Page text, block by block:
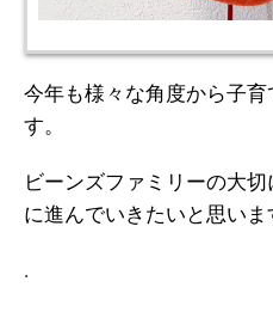
今年も様々な角度から子
す。
ビーンズファミリーの大
に進んでいきたいと思いま
.